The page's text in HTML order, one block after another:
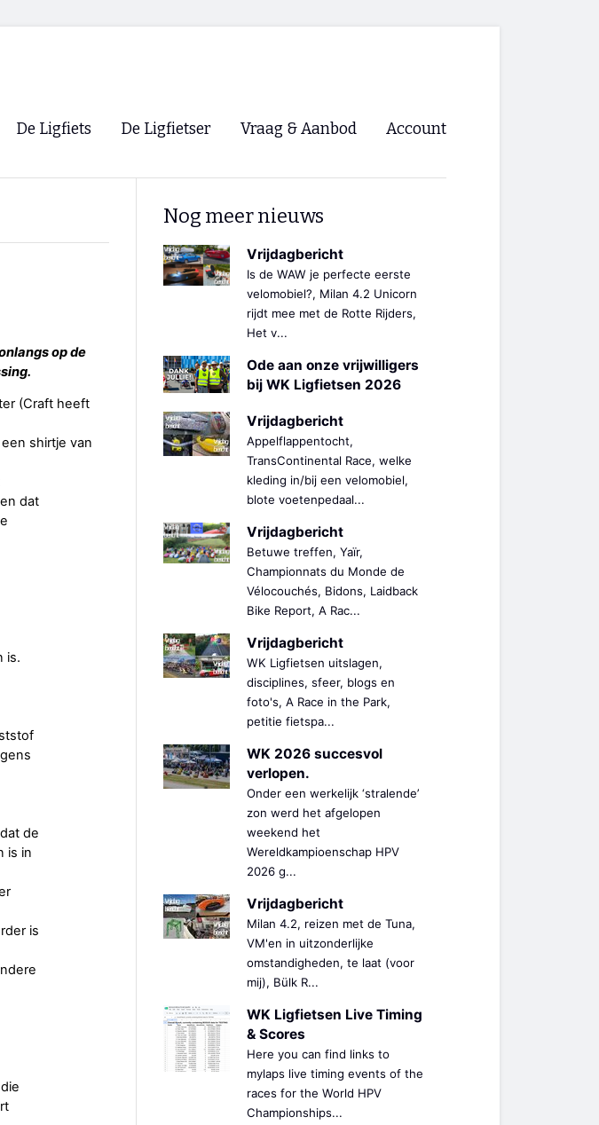
De Ligfiets De Ligfietser
Ligfietsvereninging NVHPV
Lokale Fietsverenigingen
Forum ligfietsers.nl 🡺
Vraag & Aanbod Account
op de
(Craft heeft
shirtje van
dat
is.
de
is in
is
Nog meer nieuws
Vrijdagbericht
Is de WAW je perfecte eerste
velomobiel?, Milan 4.2 Unicorn
rijdt mee met de Rotte Rijders,
Het v...
Ode aan onze vrijwilligers
bij WK Ligfietsen 2026
Vrijdagbericht
Appelflappentocht,
TransContinental Race, welke
kleding in/bij een velomobiel,
blote voetenpedaal...
Vrijdagbericht
Betuwe treffen, Yaïr,
Championnats du Monde de
Vélocouchés, Bidons, Laidback
Bike Report, A Rac...
Vrijdagbericht
WK Ligfietsen uitslagen,
disciplines, sfeer, blogs en
foto's, A Race in the Park,
petitie fietspa...
WK 2026 succesvol
verlopen.
Onder een werkelijk ‘stralende’
zon werd het afgelopen
weekend het
Wereldkampioenschap HPV
2026 g...
Vrijdagbericht
Milan 4.2, reizen met de Tuna,
VM'en in uitzonderlijke
omstandigheden, te laat (voor
mij), Bülk R...
WK Ligfietsen Live Timing
& Scores
Here you can find links to
mylaps live timing events of the
races for the World HPV
Championships...